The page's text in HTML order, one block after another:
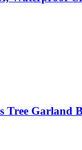
Tree